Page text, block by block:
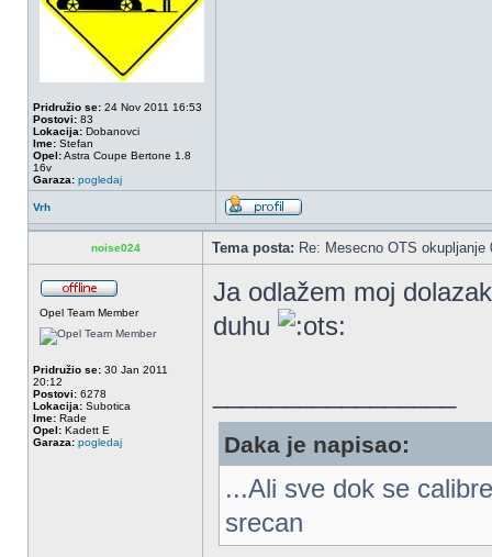
Pridružio se: 24 Nov 2011 16:53
Postovi: 83
Lokacija: Dobanovci
Ime: Stefan
Opel:Astra Coupe Bertone 1.8
16v
Garaza: pogledaj
Vrh
noise024 Tema posta: Re: Mesecno OTS
Opel Team Member
Pridružio se: 30 Jan 2011
20:12
Postovi: 6278
Lokacija: Subotica
Ime: Rade
Opel: Kadett E
Garaza: pogledaj
Ja odlažem moj
duhu
Daka je napisao:
...Ali sve dok se
srecan